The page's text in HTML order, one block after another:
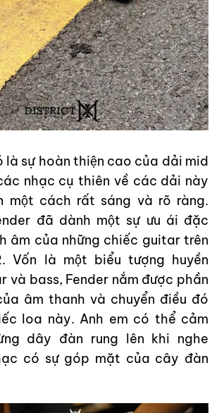
là sự hoàn thiện cao của dải mid
nhạc cụ thiên về các dải này
một cách rất sáng và rõ ràng.
đã dành một sự ưu ái đặc
âm của những chiếc guitar trên
Vốn là một biểu tượng huyền
và bass, Fender nắm được phần
âm thanh và chuyển điều đó
loa này. Anh em có thể cảm
dây đàn rung lên khi nghe
có sự góp mặt của cây đàn